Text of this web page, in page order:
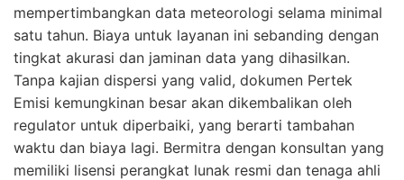
mempertimbangkan data meteorologi selama minimal
satu tahun. Biaya untuk layanan ini sebanding dengan
tingkat akurasi dan jaminan data yang dihasilkan.
Tanpa kajian dispersi yang valid, dokumen Pertek
Emisi kemungkinan besar akan dikembalikan oleh
regulator untuk diperbaiki, yang berarti tambahan
waktu dan biaya lagi. Bermitra dengan konsultan yang
memiliki lisensi perangkat lunak resmi dan tenaga ahli